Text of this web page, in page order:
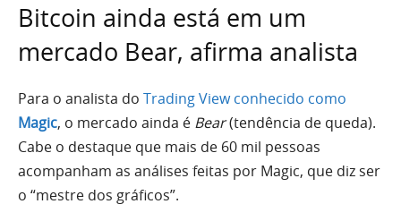
Bitcoin ainda está em um
mercado Bear, afirma analista
Para o analista do Trading View conhecido como
Magic, o mercado ainda é Bear(tendência de queda).
Cabe o destaque que mais de 60 mil pessoas
acompanham as análises feitas por Magic, que diz ser
o “mestre dos gráficos”.